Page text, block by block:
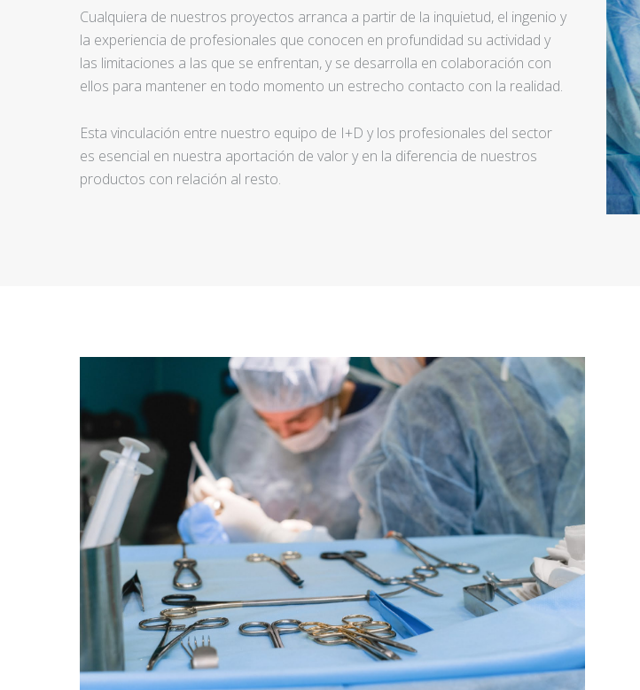
Cualquiera de nuestros proyectos arranca a partir de la inquietud, el ingenio y
la experiencia de profesionales que conocen en profundidad su actividad y
las limitaciones a las que se enfrentan, y se desarrolla en colaboración con
ellos para mantener en todo momento un estrecho contacto con la realidad.
Esta vinculación entre nuestro equipo de I+D y los profesionales del sector
es esencial en nuestra aportación de valor y en la diferencia de nuestros
productos con relación al resto.